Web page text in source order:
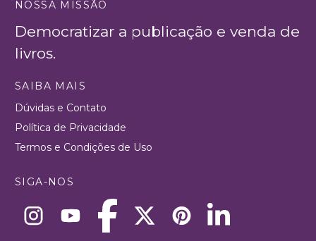
NOSSA MISSÃO
Democratizar a publicação e venda de
livros.
SAIBA MAIS
Dúvidas e Contato
Política de Privacidade
Termos e Condições de Uso
SIGA-NOS